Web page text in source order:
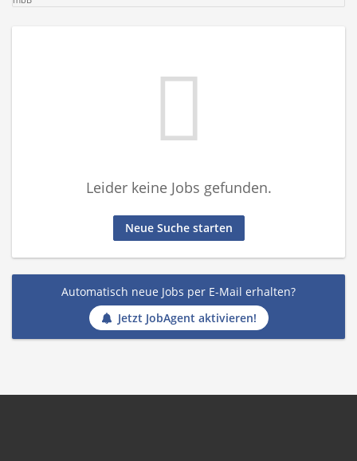
Leider keine Jobs gefunden.
Neue Suche starten
Automatisch neue Jobs per E-Mail erhalten?
Jetzt JobAgent aktivieren!